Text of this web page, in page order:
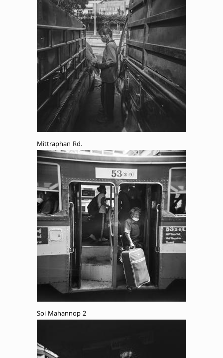
Mittraphan Rd.
Soi Mahannop 2